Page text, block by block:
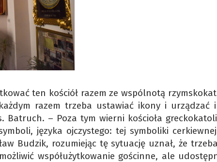
ten kościół razem ze wspólnotą
razem trzeba ustawiać ikony i urządzać
Batruch. – Poza tym wierni kościoła
języka ojczystego: tej symboliki
Budzik, rozumiejąc tę sytuację uznał, że
współużytkowanie gościnne, ale